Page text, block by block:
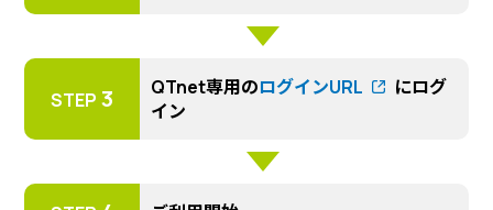
STEP 3 QTnet専用のログインURL
にログ
イン